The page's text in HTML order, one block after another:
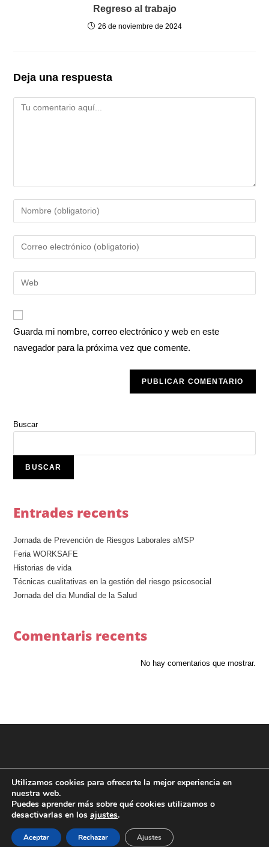
Regreso al trabajo
26 de noviembre de 2024
Deja una respuesta
Guarda mi nombre, correo electrónico y web en este
navegador para la próxima vez que comente.
Buscar
BUSCAR
Entrades recents
Jornada de Prevención de Riesgos Laborales aMSP
Feria WORKSAFE
Historias de vida
Técnicas cualitativas en la gestión del riesgo psicosocial
Jornada del dia Mundial de la Salud
Comentaris recents
No hay comentarios que mostrar.
Copyright 2024 - aMSP
Utilizamos cookies para ofrecerte la mejor experiencia en
nuestra web.
Puedes aprender más sobre qué cookies utilizamos o
desactivarlas en los ajustes.
Aceptar Rechazar Ajustes